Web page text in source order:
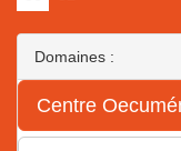
Domaines :